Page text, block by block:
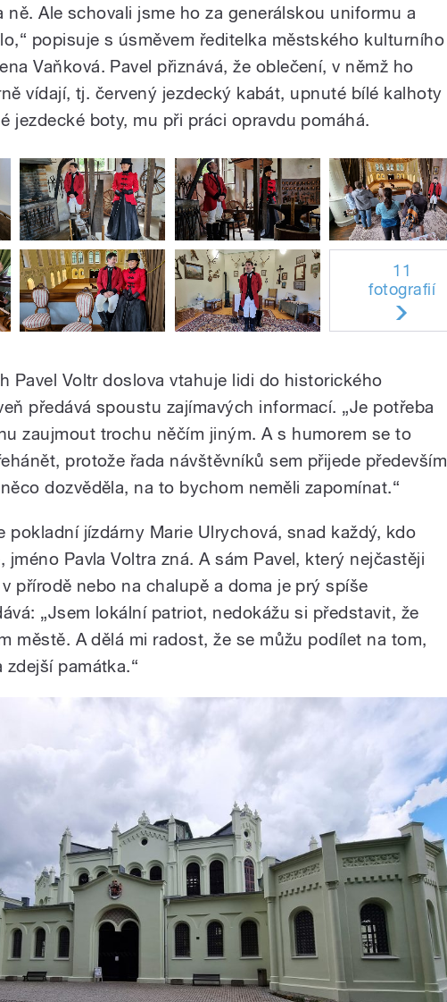
ně. Ale schovali jsme ho za generálskou uniformu a
popisuje s úsměvem ředitelka městského kulturního
Vaňková. Pavel přiznává, že oblečení, v němž ho
vídají, tj. červený jezdecký kabát, upnuté bílé kalhoty
jezdecké boty, mu při práci opravdu pomáhá.
11
fotografií
Pavel Voltr doslova vtahuje lidi do historického
předává spoustu zajímavých informací. „Je potřeba
zaujmout trochu něčím jiným. A s humorem se to
protože řada návštěvníků sem přijede především
dozvěděla, na to bychom neměli zapomínat.“
pokladní jízdárny Marie Ulrychová, snad každý, kdo
jméno Pavla Voltra zná. A sám Pavel, který nejčastěji
přírodě nebo na chalupě a doma je prý spíše
„Jsem lokální patriot, nedokážu si představit, že
městě. A dělá mi radost, že se můžu podílet na tom,
památka.“